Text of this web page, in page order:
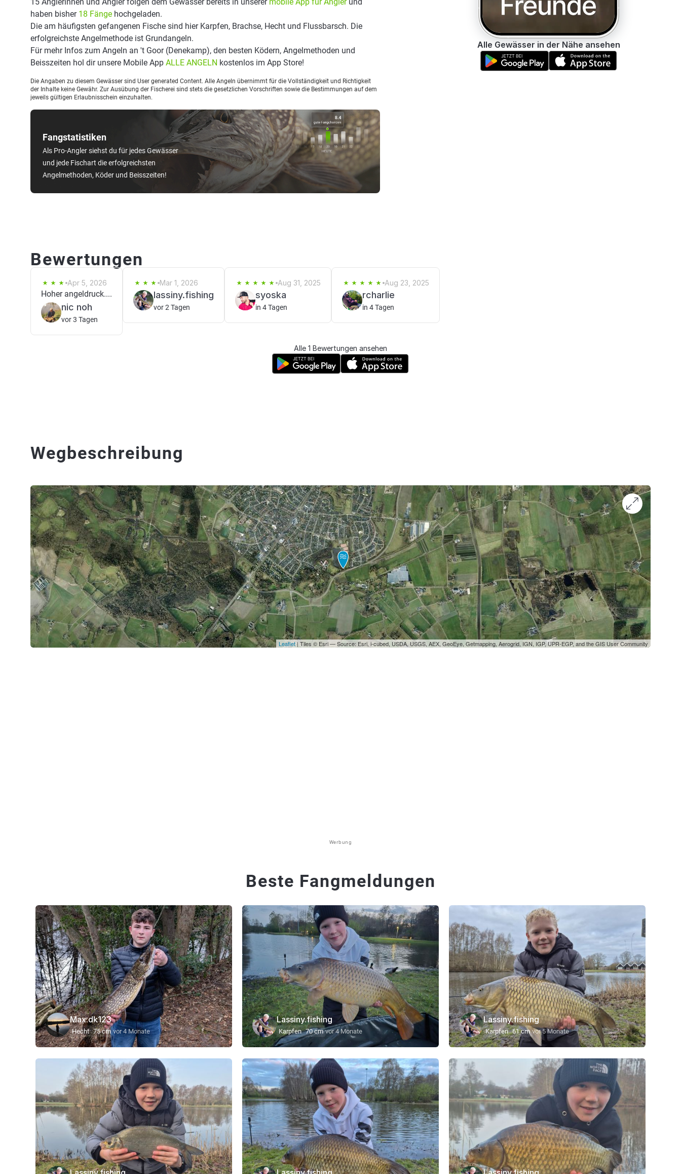
Fangstatistiken
Als Pro-Angler siehst du für jedes Gewässer
und jede Fischart die erfolgreichsten
Angelmethoden, Köder und Beisszeiten!
haben bisher 18 Fänge hochgeladen.
Die am häufigsten gefangenen Fische sind hier Karpfen, Brachse, Hecht und Flussbarsch. Die
erfolgreichste Angelmethode ist Grundangeln.
Für mehr Infos zum Angeln an 't Goor (Denekamp), den besten Ködern, Angelmethoden und
Beisszeiten hol dir unsere Mobile App ALLE ANGELN kostenlos im App Store!
Die Angaben zu diesem Gewässer sind User generated Content. Alle Angeln übernimmt für die Vollständigkeit und Richtigkeit
der Inhalte keine Gewähr. Zur Ausübung der Fischerei sind stets die gesetzlichen Vorschriften sowie die Bestimmungen auf dem
jeweils gültigen Erlaubnisschein einzuhalten.
Alle Gewässer in der Nähe ansehen
Bewertungen
Apr 5, 2026
Hoher angeldruck....
nic noh
vor 3 Tagen
Mar 1, 2026
lassiny.fishing
vor 2 Tagen
Aug 31, 2025
syoska
in 4 Tagen
Aug 23, 2025
rcharlie
in 4 Tagen
Alle 1 Bewertungen ansehen
Wegbeschreibung
Leaflet | Tiles © Esri — Source: Esri, i-cubed, USDA, USGS, AEX, GeoEye, Getmapping, Aerogrid, IGN, IGP, UPR-EGP, and the GIS User Community
Werbung
Beste Fangmeldungen
Max.dk123
Hecht 75 cm vor 4 Monate
Lassiny.fishing
Karpfen 70 cm vor 4 Monate
Lassiny.fishing
Karpfen 61 cm vor 5 Monate